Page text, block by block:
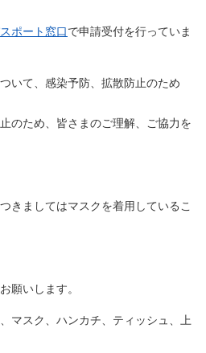
ポート窓口で申請受付を行っていま
いて、感染予防、拡散防止のため
のため、皆さまのご理解、ご協力を
きましてはマスクを着用しているこ
願いします。
マスク、ハンカチ、ティッシュ、上